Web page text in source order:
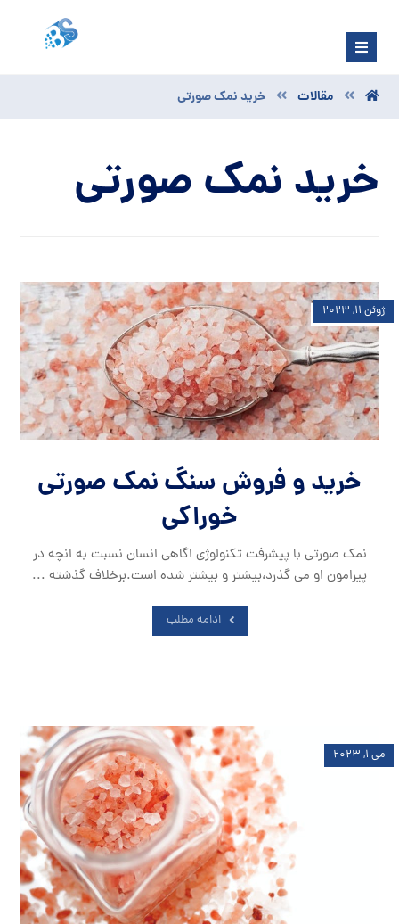
مقالات خرید نمک صورتی
خرید نمک صورتی
خرید و فروش سنگ نمک صورتی
خوراکی
ژوئن ۱۱, ۲۰۲۳
نمک صورتی با پیشرفت تکنولوژی اگاهی انسان نسبت به انچه در
پیرامون او می گذرد،بیشتر و بیشتر شده است.برخلاف گذشته ...
ادامه مطلب
می ۱, ۲۰۲۳